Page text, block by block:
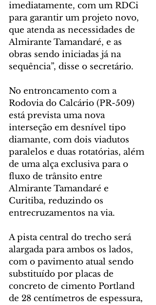
imediatamente, com um RDCi
para garantir um projeto novo,
que atenda as necessidades de
Almirante Tamandaré, e as
obras sendo iniciadas já na
sequência”, disse o secretário.
No entroncamento com a
Rodovia do Calcário (PR-509)
está prevista uma nova
interseção em desnível tipo
diamante, com dois viadutos
paralelos e duas rotatórias, além
de uma alça exclusiva para o
fluxo de trânsito entre
Almirante Tamandaré e
Curitiba, reduzindo os
entrecruzamentos na via.
A pista central do trecho será
alargada para ambos os lados,
com o pavimento atual sendo
substituído por placas de
concreto de cimento Portland
de 28 centímetros de espessura,